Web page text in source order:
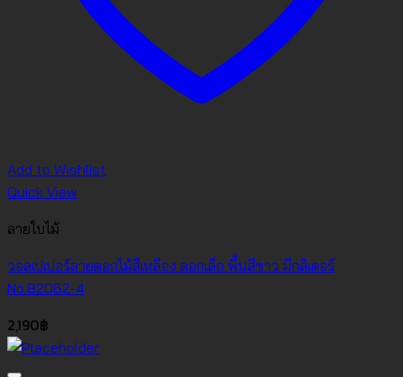
Add to Wishlist
Quick View
ลายใบไม้
วอลเปเปอร์ลายดอกไม้สีเหลือง ดอกเล็ก พื้นสีขาว มีกลิเตอร์
No.82062-4
2,190฿